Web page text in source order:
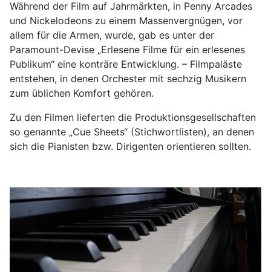
Während der Film auf Jahrmärkten, in Penny Arcades
und Nickelodeons zu einem Massenvergnügen, vor
allem für die Armen, wurde, gab es unter der
Paramount-Devise „Erlesene Filme für ein erlesenes
Publikum“ eine konträre Entwicklung. – Filmpaläste
entstehen, in denen Orchester mit sechzig Musikern
zum üblichen Komfort gehören.
Zu den Filmen lieferten die Produktionsgesellschaften
so genannte „Cue Sheets“ (Stichwortlisten), an denen
sich die Pianisten bzw. Dirigenten orientieren sollten.